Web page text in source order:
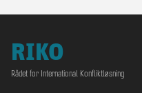
RIKO
Rådet for International Konfliktløsning